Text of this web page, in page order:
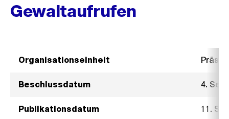
Gewaltaufrufen
Organisationseinheit
Beschlussdatum 4.
Publikationsdatum 11.